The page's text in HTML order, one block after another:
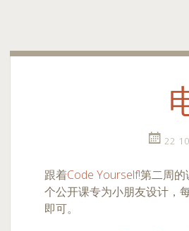
22
跟着Code Yourself!第二周
个公开课专为小朋友设计，
即可。